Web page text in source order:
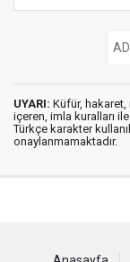
UYARI: Küfür, hakaret,
içeren, imla kuralları ile
Türkçe karakter
onaylanmamaktadır.